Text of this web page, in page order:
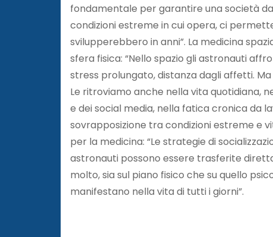
fondamentale per garantire una società
condizioni estreme in cui opera, ci
svilupperebbero in anni”. La medicina
sfera fisica: “Nello spazio gli astronauti
stress prolungato, distanza dagli affetti.
Le ritroviamo anche nella vita quotidiana,
e dei social media, nella fatica cronica da
sovrapposizione tra condizioni estreme e
per la medicina: “Le strategie di
astronauti possono essere trasferite
molto, sia sul piano fisico che su quello
manifestano nella vita di tutti i giorni”.